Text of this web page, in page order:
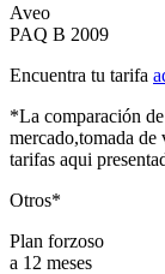
Aveo
PAQ B 2009
Encuentra tu tarifa
*La comparación
mercado,tomada
tarifas aqui
Otros*
Plan forzoso
a 12 meses